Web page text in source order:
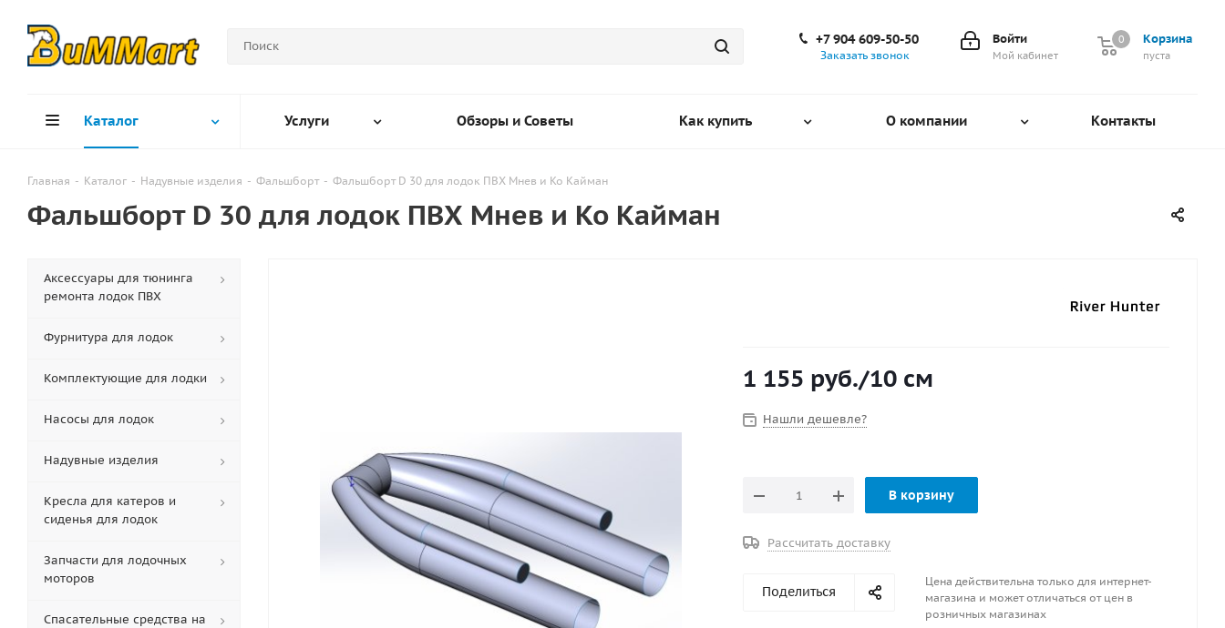
Корзина
0
пуста
0
Войти
Мой кабинет
+7 904 609-50-50
Заказать звонок
Каталог Услуги Обзоры и Советы Как купить О компании Контакты
Главная - Каталог - Надувные изделия - Фальшборт - Фальшборт D 30 для лодок ПВХ Мнев и Ко Кайман
Фальшборт D 30 для лодок ПВХ Мнев и Ко Кайман
1 155 руб./10 см
Нашли дешевле?
В корзину
Рассчитать доставку
Поделиться
Цена действительна только для интернет-
магазина и может отличаться от цен в
розничных магазинах
Аксессуары для тюнинга
ремонта лодок ПВХ
Фурнитура для лодок
Комплектующие для лодки
Насосы для лодок
Надувные изделия
Кресла для катеров и
сиденья для лодок
Запчасти для лодочных
моторов
Спасательные средства на